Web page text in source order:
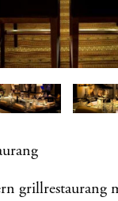
grillrestaurang